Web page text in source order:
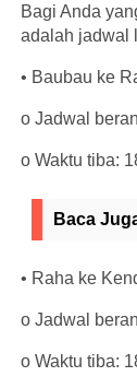
Bagi Anda
adalah jadwal
• Baubau ke
o Jadwal
o Waktu tiba:
Baca
• Raha ke
o Jadwal
o Waktu tiba: